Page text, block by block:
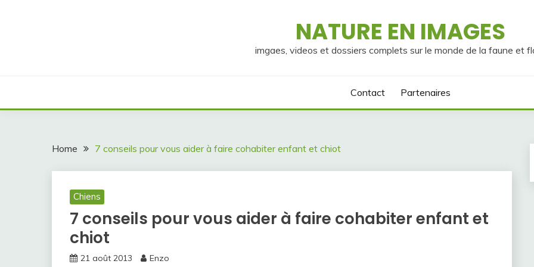
NATURE EN IMAGES
imgaes, videos et dossiers complets sur le monde de la faune et
Contact Partenaires
Home 7 conseils pour vous aider à faire cohabiter enfant et chiot
Chiens
7 conseils pour vous aider à faire cohabiter enfant et
chiot
21 août 2013 Enzo